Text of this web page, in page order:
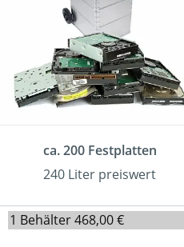
ca. 200 Festplatten
240 Liter preiswert